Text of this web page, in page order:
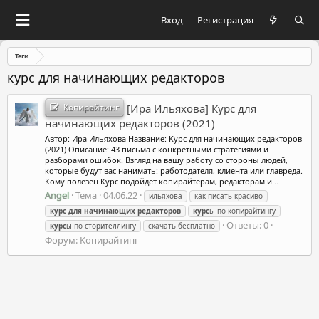
Вход Регистрация
Теги
курс для начинающих редакторов
Копирайтинг
[Ира Ильяхова] Курс для
начинающих редакторов (2021)
Автор: Ира Ильяхова Название: Курс для начинающих редакторов
(2021) Описание: 43 письма с конкретными стратегиями и
разборами ошибок. Взгляд на вашу работу со стороны людей,
которые будут вас нанимать: работодателя, клиента или главреда.
Кому полезен Курс подойдет копирайтерам, редакторам и...
Angel Тема 04.06.22 ильяхова
как писать красиво
курс для начинающих редакторов курсы по копирайтингу
курсы по сторителлингу скачать бесплатно
Ответы: 0
Форум: Копирайтинг